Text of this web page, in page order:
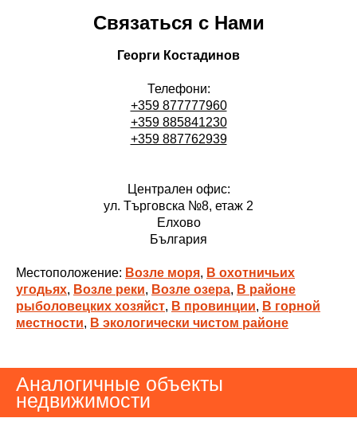
Связаться с Нами
Георги Костадинов
Телефони:
+359 877777960
+359 885841230
+359 887762939
Централен офис:
ул. Търговска №8, етаж 2
Елхово
България
Местоположение: Возле моря, В охотничьих
угодьях, Возле реки, Возле озера, В районе
рыболовецких хозяйст, В провинции, В горной
местности, В экологически чистом районе
Аналогичные объекты
недвижимости